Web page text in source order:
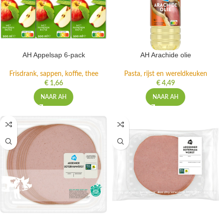
AH Appelsap 6-pack
Frisdrank, sappen, koffie, thee
€1,66
NAAR AH
AH Arachide olie
Pasta, rijst en wereldkeuken
€4,49
NAAR AH